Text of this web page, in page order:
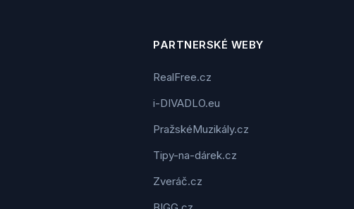
PARTNERSKÉ WEBY
RealFree.cz
i-DIVADLO.eu
PražskéMuzikály.cz
Tipy-na-dárek.cz
Zveráč.cz